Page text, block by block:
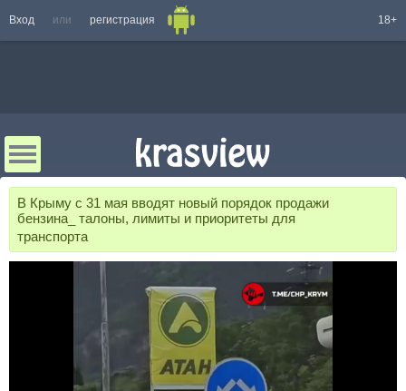
Вход или регистрация 18+
В Крыму с 31 мая вводят новый порядок продажи
бензина_ талоны, лимиты и приоритеты для
транспорта